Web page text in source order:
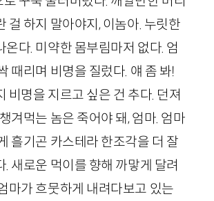
걸 하지 말아야지, 이놈아. 누릿한
온다. 미약한 몸부림마저 없다. 엄
때리며 비명을 질렀다. 얘 좀 봐!
비명을 지르고 싶은 건 추다. 던져
겨먹는 놈은 죽어야 돼, 엄마. 엄마
흘기곤 카스테라 한조각을 더 잘
. 새로운 먹이를 향해 까맣게 달려
마가 흐뭇하게 내려다보고 있는